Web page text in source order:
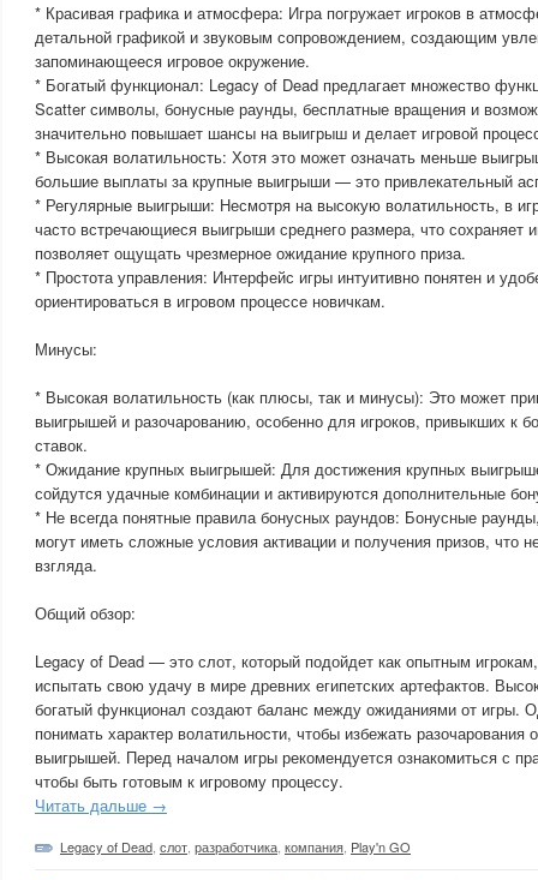
* Красивая графика и атмосфера: Игра погружает игроков в
детальной графикой и звуковым сопровождением, создающим
запоминающееся игровое окружение.
* Богатый функционал: Legacy of Dead предлагает множество
Scatter символы, бонусные раунды, бесплатные вращения и
значительно повышает шансы на выигрыш и делает игровой
* Высокая волатильность: Хотя это может означать меньше
большие выплаты за крупные выигрыши — это привлекательный
* Регулярные выигрыши: Несмотря на высокую волатильность, в
часто встречающиеся выигрыши среднего размера, что сохраняет
позволяет ощущать чрезмерное ожидание крупного приза.
* Простота управления: Интерфейс игры интуитивно понятен и
ориентироваться в игровом процессе новичкам.
Минусы:
* Высокая волатильность (как плюсы, так и минусы): Это может
выигрышей и разочарованию, особенно для игроков, привыкших к
ставок.
* Ожидание крупных выигрышей: Для достижения крупных
сойдутся удачные комбинации и активируются дополнительные
* Не всегда понятные правила бонусных раундов: Бонусные
могут иметь сложные условия активации и получения призов, что
взгляда.
Общий обзор:
Legacy of Dead — это слот, который подойдет как опытным
испытать свою удачу в мире древних египетских артефактов.
богатый функционал создают баланс между ожиданиями от игры.
понимать характер волатильности, чтобы избежать разочарования
выигрышей. Перед началом игры рекомендуется ознакомиться с
чтобы быть готовым к игровому процессу.
Читать дальше →
Legacy of Dead слот разработчика компания Play'n GO